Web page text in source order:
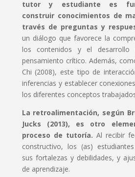
tutor y estudiante es
construir conocimientos de
través de preguntas y
un diálogo que favorece la
los contenidos y el desarrollo
pensamiento crítico. Además,
Chi (2008), este tipo de
inferencias y establecer
los diferentes conceptos
La retroalimentación, según
Jucks (2013), es otro
proceso de tutoría. Al recibir
constructivo, los (as)
sus fortalezas y debilidades, y
de aprendizaje.